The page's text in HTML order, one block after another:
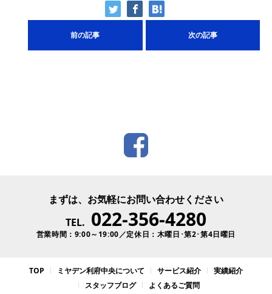
前の記事 次の記事
まずは、お気軽にお問い合わせください
TEL. 022-356-4280
営業時間：9:00～19:00／定休日：木曜日･第2･第4日曜日
TOP ミヤデン利府中央について サービス紹介
実績紹介
スタッフブログ
よくあるご質問